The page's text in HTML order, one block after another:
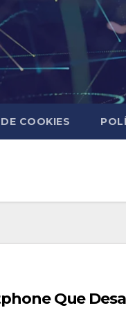
COOKIES
Que